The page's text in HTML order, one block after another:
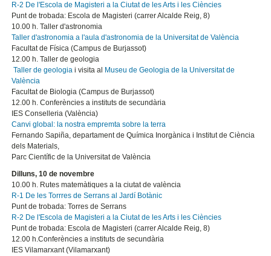
R-2 De l'Escola de Magisteri a la Ciutat de les Arts i les Ciències
Punt de trobada: Escola de Magisteri (carrer Alcalde Reig, 8)
10.00 h. Taller d'astronomia
Taller d'astronomia a l'aula d'astronomia de la Universitat de València
Facultat de Física (Campus de Burjassot)
12.00 h. Taller de geologia
Taller de geologia i visita al Museu de Geologia de la Universitat de
València
Facultat de Biologia (Campus de Burjassot)
12.00 h. Conferències a instituts de secundària
IES Conselleria (València)
Canvi global: la nostra empremta sobre la terra
Fernando Sapiña, departament de Química Inorgànica i Institut de Ciència
dels Materials,
Parc Científic de la Universitat de València
Dilluns, 10 de novembre
10.00 h. Rutes matemàtiques a la ciutat de valència
R-1 De les Torrres de Serrans al Jardí Botànic
Punt de trobada: Torres de Serrans
R-2 De l'Escola de Magisteri a la Ciutat de les Arts i les Ciències
Punt de trobada: Escola de Magisteri (carrer Alcalde Reig, 8)
12.00 h.Conferències a instituts de secundària
IES Vilamarxant (Vilamarxant)